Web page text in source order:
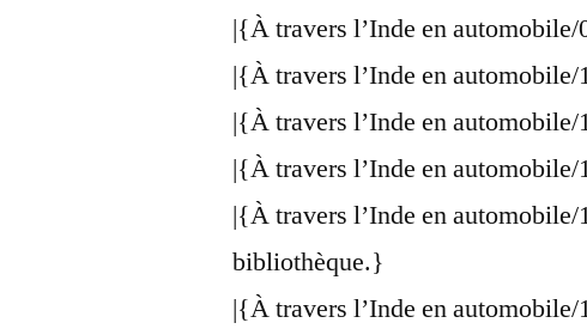
|{À travers l’Inde en automobile/
|{À travers l’Inde en automobile/
|{À travers l’Inde en automobile/
|{À travers l’Inde en automobile/
|{À travers l’Inde en automobile/
bibliothèque.}
|{À travers l’Inde en automobile/